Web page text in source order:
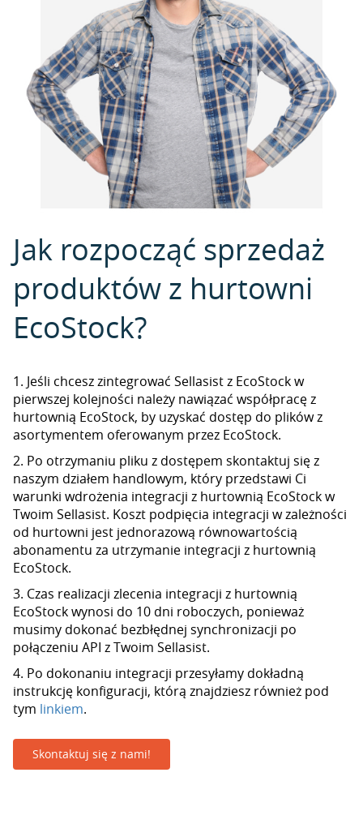
Jak rozpocząć sprzedaż
produktów z hurtowni
EcoStock?
1. Jeśli chcesz zintegrować Sellasist z EcoStock w
pierwszej kolejności należy nawiązać współpracę z
hurtownią EcoStock, by uzyskać dostęp do plików z
asortymentem oferowanym przez EcoStock.
2. Po otrzymaniu pliku z dostępem skontaktuj się z
naszym działem handlowym, który przedstawi Ci
warunki wdrożenia integracji z hurtownią EcoStock w
Twoim Sellasist. Koszt podpięcia integracji w zależności
od hurtowni jest jednorazową równowartością
abonamentu za utrzymanie integracji z hurtownią
EcoStock.
3. Czas realizacji zlecenia integracji z hurtownią
EcoStock wynosi do 10 dni roboczych, ponieważ
musimy dokonać bezbłędnej synchronizacji po
połączeniu API z Twoim Sellasist.
4. Po dokonaniu integracji przesyłamy dokładną
instrukcję konfiguracji, którą znajdziesz również pod
tym linkiem.
Skontaktuj się z nami!